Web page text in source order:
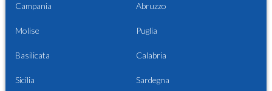
Campania Abruzzo
Molise Puglia
Basilicata Calabria
Sicilia Sardegna